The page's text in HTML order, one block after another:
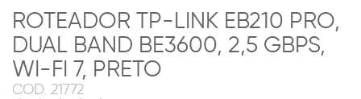
ROTEADOR TP-LINK EB210 PRO,
DUAL BAND BE3600, 2,5 GBPS,
WI-FI 7, PRETO
COD. 21772